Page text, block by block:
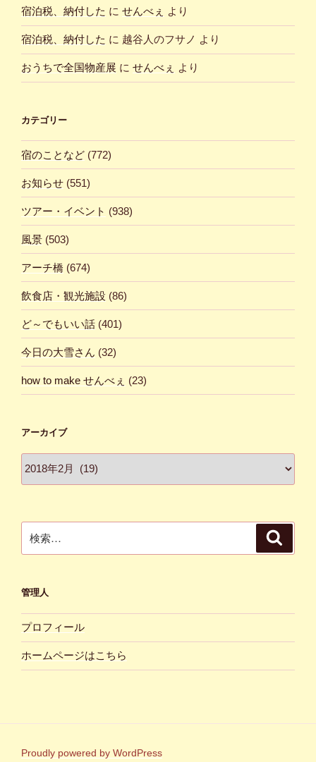
宿泊税、納付した に せんべぇ より
宿泊税、納付した に 越谷人のフサノ より
おうちで全国物産展 に せんべぇ より
カテゴリー
宿のことなど (772)
お知らせ (551)
ツアー・イベント (938)
風景 (503)
アーチ橋 (674)
飲食店・観光施設 (86)
ど～でもいい話 (401)
今日の大雪さん (32)
how to make せんべぇ (23)
アーカイブ
索:
管理人
プロフィール
ホームページはこちら
Proudly powered by WordPress